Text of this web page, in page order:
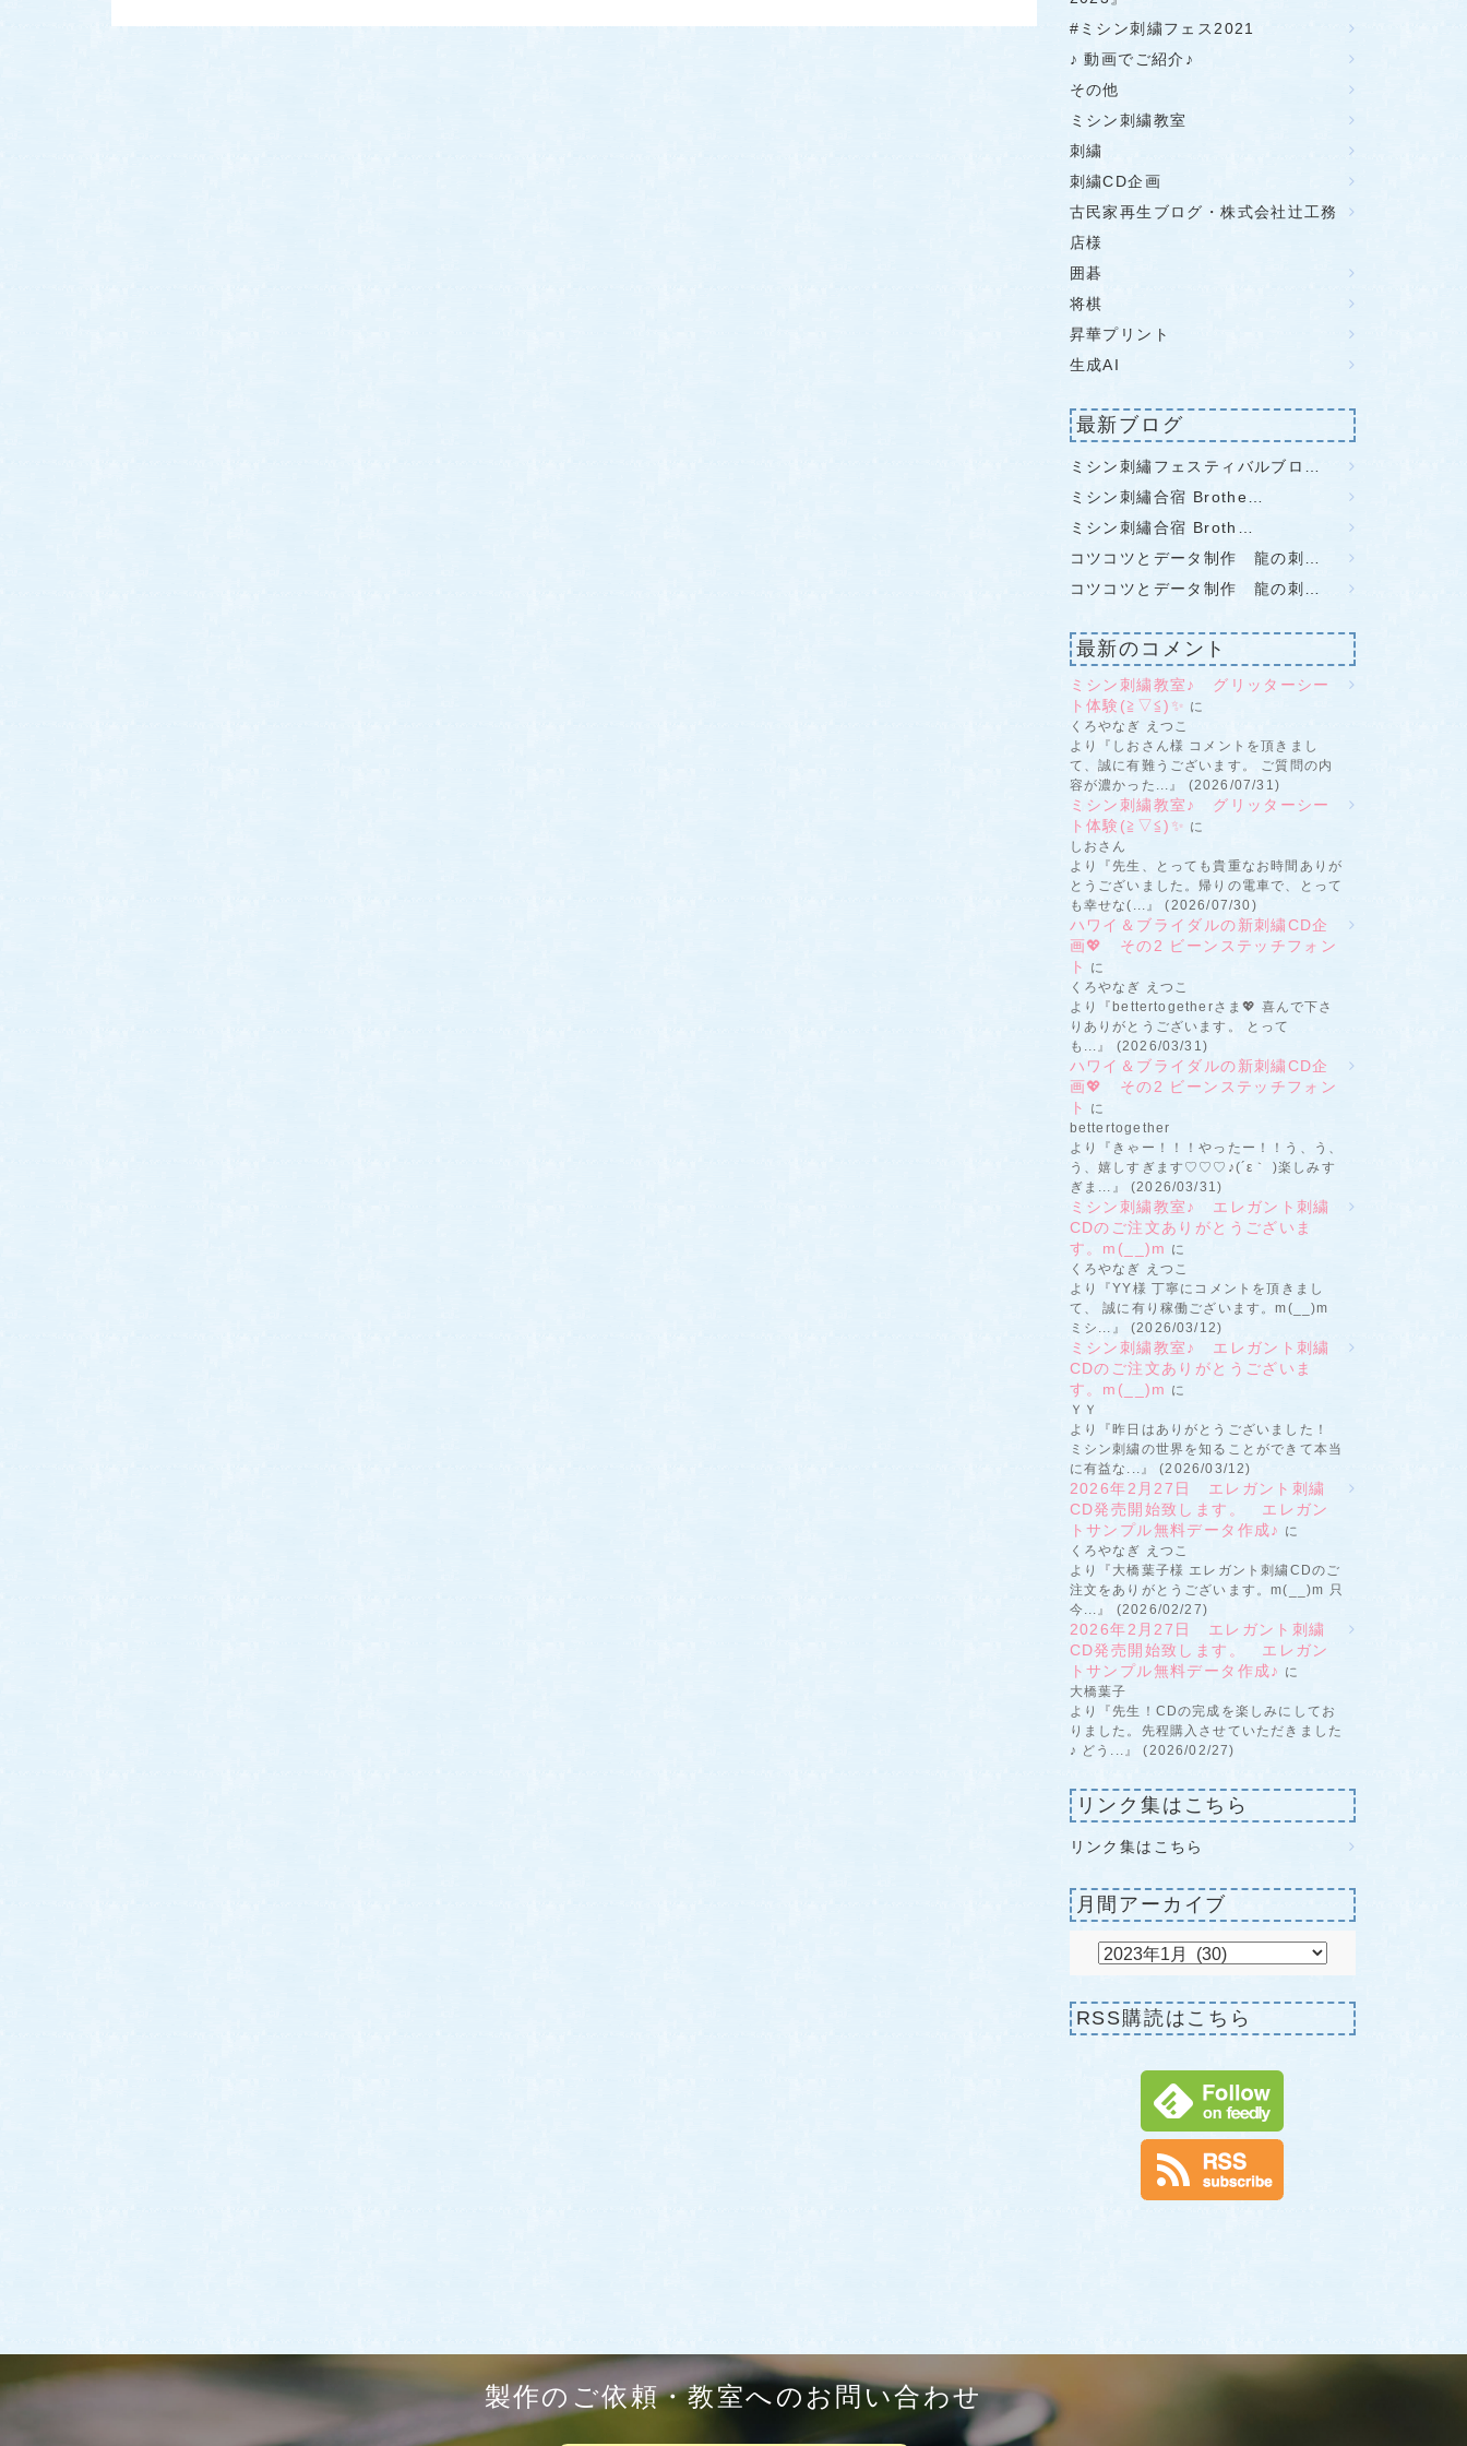
#ミシン刺繍フェス2021
♪ 動画でご紹介♪
その他
ミシン刺繍教室
刺繍
刺繍CD企画
古民家再生ブログ・株式会社辻工務
店様
囲碁
将棋
昇華プリント
生成AI
最新ブログ
ミシン刺繡フェスティバルブロ…
ミシン刺繡合宿 Brothe…
ミシン刺繡合宿 Broth…
コツコツとデータ制作 龍の刺…
コツコツとデータ制作 龍の刺…
最新のコメント
ミシン刺繍教室♪ グリッターシー
ト体験(≧▽≦)✨ に
くろやなぎ えつこ
より『しおさん様 コメントを頂きまし
て、誠に有難うございます。 ご質問の内
容が濃かった...』 (2026/07/31)
ミシン刺繍教室♪ グリッターシー
ト体験(≧▽≦)✨ に
しおさん
より『先生、とっても貴重なお時間ありが
とうございました。帰りの電車で、とって
も幸せな(...』 (2026/07/30)
ハワイ＆ブライダルの新刺繍CD企
画💖 その2 ビーンステッチフォン
ト
に
くろやなぎ えつこ
より『bettertogetherさま💖 喜んで下さ
りありがとうございます。 とって
も...』 (2026/03/31)
ハワイ＆ブライダルの新刺繍CD企
画💖 その2 ビーンステッチフォン
ト
に
bettertogether
より『きゃー！！！やったー！！う、う、
う、嬉しすぎます♡♡♡♪(´ε｀ )楽しみす
ぎま...』 (2026/03/31)
ミシン刺繍教室♪ エレガント刺繍
CDのご注文ありがとうございま
す。m(__)m に
くろやなぎ えつこ
より『YY様 丁寧にコメントを頂きまし
て、 誠に有り稼働ございます。m(__)m
ミシ...』 (2026/03/12)
ミシン刺繍教室♪ エレガント刺繍
CDのご注文ありがとうございま
す。m(__)m に
ＹＹ
より『昨日はありがとうございました！
ミシン刺繍の世界を知ることができて本当
に有益な...』 (2026/03/12)
2026年2月27日 エレガント刺繍
CD発売開始致します。 エレガン
トサンプル無料データ作成♪ に
くろやなぎ えつこ
より『大橋葉子様 エレガント刺繍CDのご
注文をありがとうございます。m(__)m 只
今...』 (2026/02/27)
2026年2月27日 エレガント刺繍
CD発売開始致します。 エレガン
トサンプル無料データ作成♪ に
大橋葉子
より『先生！CDの完成を楽しみにしてお
りました。先程購入させていただきました
♪ どう...』 (2026/02/27)
リンク集はこちら
リンク集はこちら
月間アーカイブ
RSS購読はこちら
製作のご依頼・教室へのお問い合わせ